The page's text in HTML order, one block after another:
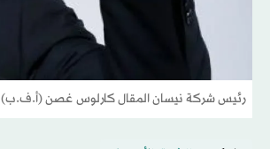
رئيس شركة نيسان المقال كارلوس غصن (أ.ف.ب)